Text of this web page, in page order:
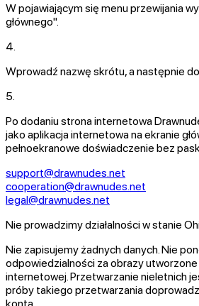
W pojawiającym się menu przewijania
głównego".
4.
Wprowadź nazwę skrótu, a następnie
5.
Po dodaniu strona internetowa
jako aplikacja internetowa na ekranie
pełnoekranowe doświadczenie bez
support@drawnudes.net
cooperation@drawnudes.net
legal@drawnudes.net
Nie prowadzimy działalności w stanie
Nie zapisujemy żadnych danych.Nie
odpowiedzialności za obrazy
internetowej.Przetwarzanie nieletnich
próby takiego przetwarzania